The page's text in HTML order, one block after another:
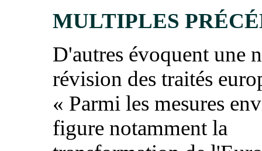
MULTIPLES
D'autres évoquent une
révision des traités
« Parmi les mesures
figure notamment la